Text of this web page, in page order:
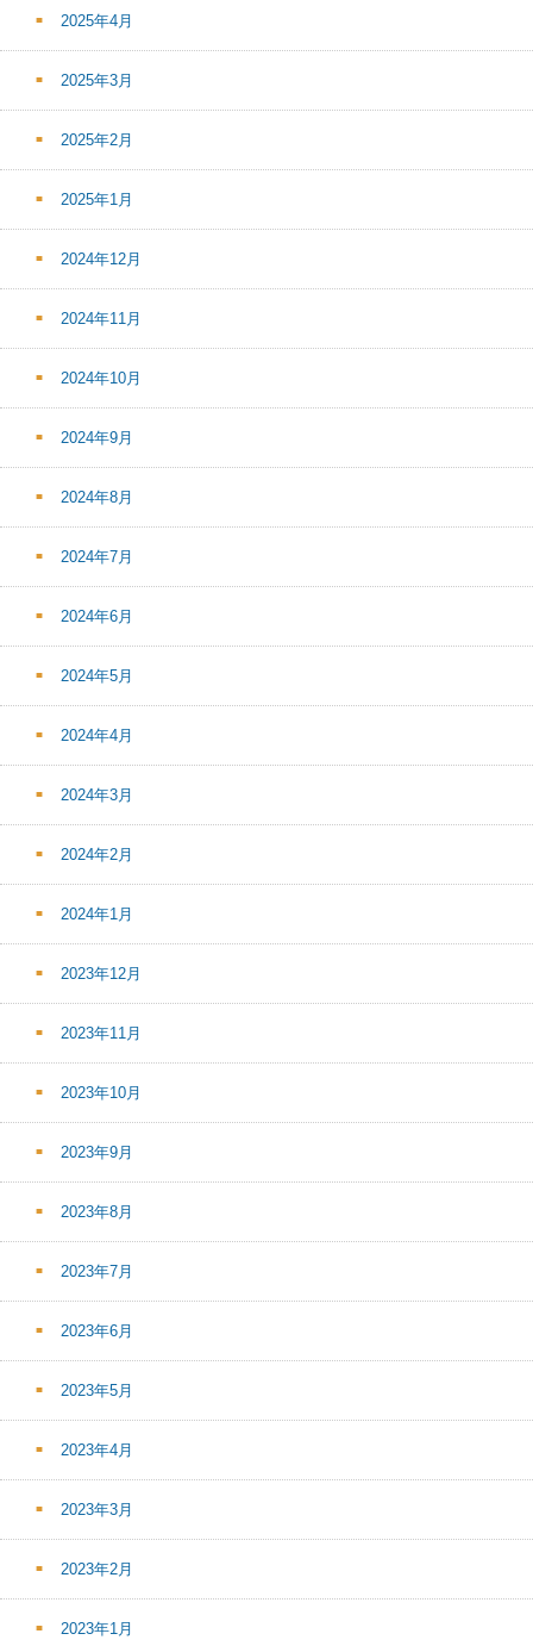
2025年4月
2025年3月
2025年2月
2025年1月
2024年12月
2024年11月
2024年10月
2024年9月
2024年8月
2024年7月
2024年6月
2024年5月
2024年4月
2024年3月
2024年2月
2024年1月
2023年12月
2023年11月
2023年10月
2023年9月
2023年8月
2023年7月
2023年6月
2023年5月
2023年4月
2023年3月
2023年2月
2023年1月